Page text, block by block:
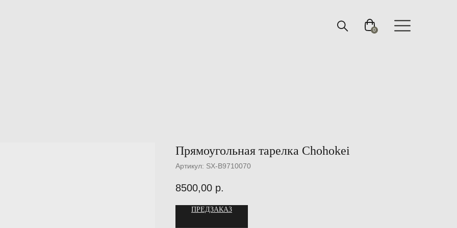
0
Прямоугольная тарелка Chohokei
Артикул: SX-B9710070
8500,00 р.
ПРЕДЗАКАЗ